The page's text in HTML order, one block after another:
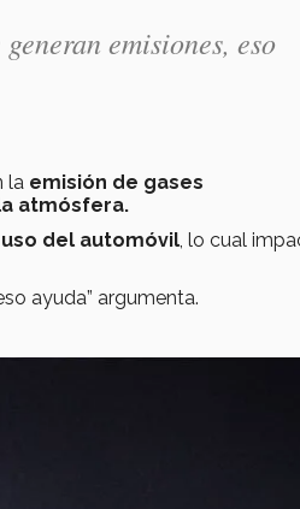
emisiones, eso
la emisión de gases
atmósfera.
del automóvil, lo cual
ayuda” argumenta.